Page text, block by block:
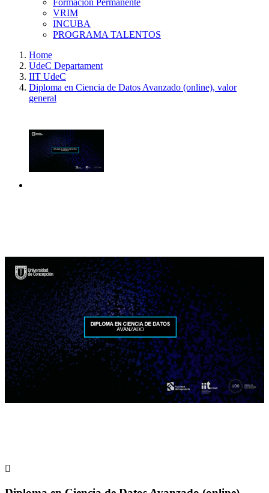
Formación Permanente
VRIM
INCUBA
PROGRAMA TALENTOS
Home
UdeC Departament
IIT UdeC
Diploma en Ciencia de Datos Avanzado (online), valor
general
